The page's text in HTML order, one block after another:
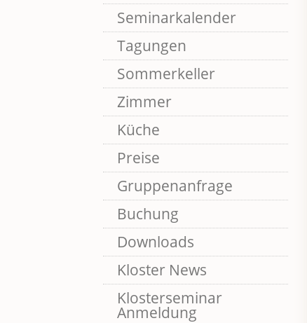
Seminarkalender
Tagungen
Sommerkeller
Zimmer
Küche
Preise
Gruppenanfrage
Buchung
Downloads
Kloster News
Klosterseminar
Anmeldung